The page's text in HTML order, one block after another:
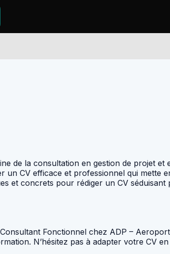
de la consultation en gestion de projet et
un CV efficace et professionnel qui mette
et concrets pour rédiger un CV séduisant
Fonctionnel chez ADP –
N’hésitez pas à adapter votre CV